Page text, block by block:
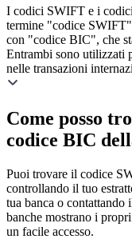
I codici SWIFT e i
termine "codice SWIFT"
con "codice BIC", che
Entrambi sono utilizzati
nelle transazioni
Come posso
codice BIC
Puoi trovare il codice
controllando il tuo
tua banca o
banche mostrano i
un facile accesso.